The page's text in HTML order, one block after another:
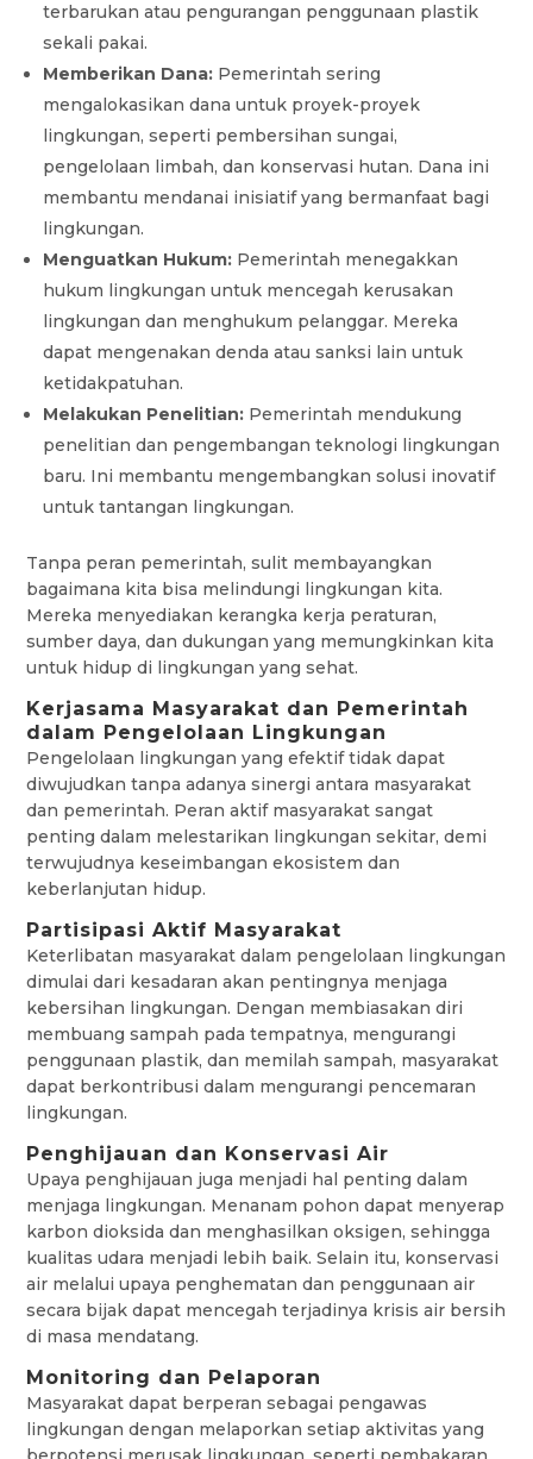
terbarukan atau pengurangan penggunaan plastik
sekali pakai.
Memberikan Dana: Pemerintah sering
mengalokasikan dana untuk proyek-proyek
lingkungan, seperti pembersihan sungai,
pengelolaan limbah, dan konservasi hutan. Dana ini
membantu mendanai inisiatif yang bermanfaat bagi
lingkungan.
Menguatkan Hukum: Pemerintah menegakkan
hukum lingkungan untuk mencegah kerusakan
lingkungan dan menghukum pelanggar. Mereka
dapat mengenakan denda atau sanksi lain untuk
ketidakpatuhan.
Melakukan Penelitian: Pemerintah mendukung
penelitian dan pengembangan teknologi lingkungan
baru. Ini membantu mengembangkan solusi inovatif
untuk tantangan lingkungan.
Tanpa peran pemerintah, sulit membayangkan
bagaimana kita bisa melindungi lingkungan kita.
Mereka menyediakan kerangka kerja peraturan,
sumber daya, dan dukungan yang memungkinkan kita
untuk hidup di lingkungan yang sehat.
Kerjasama Masyarakat dan Pemerintah
dalam Pengelolaan Lingkungan
Pengelolaan lingkungan yang efektif tidak dapat
diwujudkan tanpa adanya sinergi antara masyarakat
dan pemerintah. Peran aktif masyarakat sangat
penting dalam melestarikan lingkungan sekitar, demi
terwujudnya keseimbangan ekosistem dan
keberlanjutan hidup.
Partisipasi Aktif Masyarakat
Keterlibatan masyarakat dalam pengelolaan lingkungan
dimulai dari kesadaran akan pentingnya menjaga
kebersihan lingkungan. Dengan membiasakan diri
membuang sampah pada tempatnya, mengurangi
penggunaan plastik, dan memilah sampah, masyarakat
dapat berkontribusi dalam mengurangi pencemaran
lingkungan.
Penghijauan dan Konservasi Air
Upaya penghijauan juga menjadi hal penting dalam
menjaga lingkungan. Menanam pohon dapat menyerap
karbon dioksida dan menghasilkan oksigen, sehingga
kualitas udara menjadi lebih baik. Selain itu, konservasi
air melalui upaya penghematan dan penggunaan air
secara bijak dapat mencegah terjadinya krisis air bersih
di masa mendatang.
Monitoring dan Pelaporan
Masyarakat dapat berperan sebagai pengawas
lingkungan dengan melaporkan setiap aktivitas yang